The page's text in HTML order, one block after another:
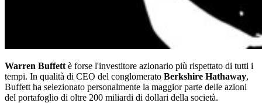
Warren Buffett è forse l'investitore azionario più rispettato di tutti i
tempi. In qualità di CEO del conglomerato Berkshire Hathaway,
Buffett ha selezionato personalmente la maggior parte delle azioni
del portafoglio di oltre 200 miliardi di dollari della società.